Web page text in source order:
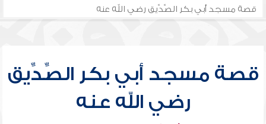
قصة مسجد أبي بكر الصِّدِّيق رضي الله عنه
قصة مسجد أبي بكر الصِّدِّيق
رضي الله عنه